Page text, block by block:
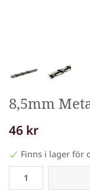
8,5mm
46 kr
Finns i lager för